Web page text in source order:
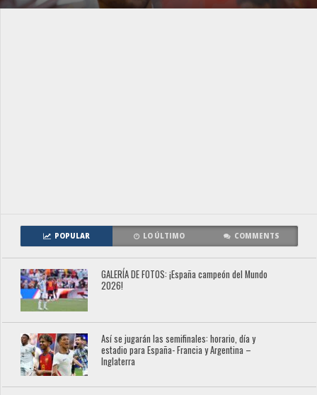
POPULAR LO ÚLTIMO COMMENTS
GALERÍA DE FOTOS: ¡España campeón del Mundo
2026!
Así se jugarán las semifinales: horario, día y
estadio para España- Francia y Argentina –
Inglaterra